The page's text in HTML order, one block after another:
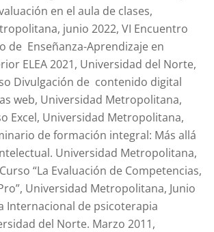
en el aula de clases,
junio 2022, VI Encuentro
de Enseñanza-Aprendizaje en
ELEA 2021, Universidad del Norte,
Divulgación de contenido digital
web, Universidad Metropolitana,
Excel, Universidad Metropolitana,
de formación integral: Más allá
Universidad Metropolitana,
“La Evaluación de Competencias,
Universidad Metropolitana, Junio
Internacional de psicoterapia
del Norte. Marzo 2011,